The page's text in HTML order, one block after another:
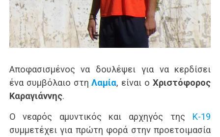
Αποφασισμένος να δουλέψει για να κερδίσει
ένα συμβόλαιο στηΛαμία, είναι οΧριστόφορος
Καραγιάννης.
Ο νεαρός αμυντικός και αρχηγός της Κ-19
συμμετέχει για πρώτη φορά στην προετοιμασία